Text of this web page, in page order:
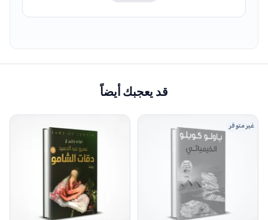
قد يعجبك أيضاً
غير متوفر